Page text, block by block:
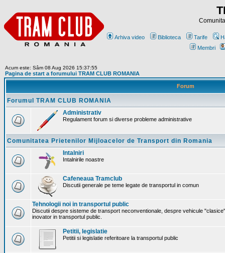
Arhiva video Biblioteca Tarife
Membri
Acum este: Sâm 08 Aug 2026 15:37:55
Pagina de start a forumului TRAM CLUB ROMANIA
Forum
Forumul TRAM CLUB ROMANIA
Administrativ
Regulament forum si diverse probleme administrative
Comunitatea Prietenilor Mijloacelor de Transport din Romania
Intalniri
Intalnirile noastre
Cafeneaua Tramclub
Discutii generale pe teme legate de transportul in comun
Tehnologii noi in transportul public
Discutii despre sisteme de transport neconventionale, despre vehicule
inovator in transportul public.
Petitii, legislatie
Petitii si legislatie referitoare la transportul public